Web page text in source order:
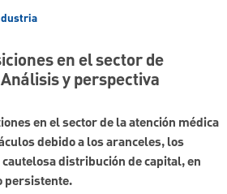
en el sector de
y perspectiva
en el sector de la atención médica
debido a los aranceles, los
distribución de capital, en
persistente.